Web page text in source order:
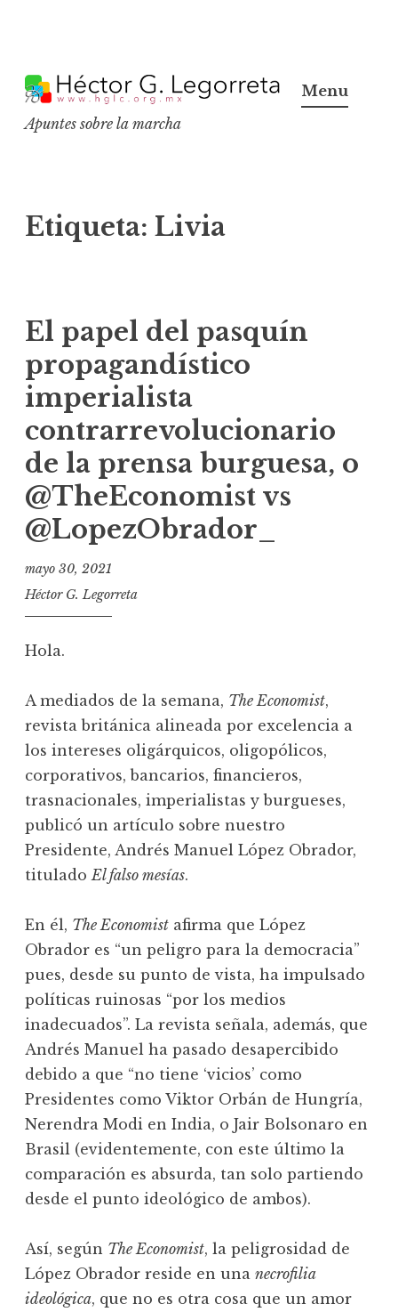
k
p
c
o
n
t
Apuntes sobre la marcha
Menu
Etiqueta: Livia
El papel del pasquín
propagandístico
imperialista
contrarrevolucionario
de la prensa burguesa, o
@TheEconomist vs
@LopezObrador_
mayo 30, 2021
Héctor G. Legorreta
Hola.
A mediados de la semana, The Economist,
revista británica alineada por excelencia a
los intereses oligárquicos, oligopólicos,
corporativos, bancarios, financieros,
trasnacionales, imperialistas y burgueses,
publicó un artículo sobre nuestro
Presidente, Andrés Manuel López Obrador,
tituladoEl falso mesías.
En él, The Economist afirma que López
Obrador es “un peligro para la democracia”
pues, desde su punto de vista, ha impulsado
políticas ruinosas “por los medios
inadecuados”. La revista señala, además, que
Andrés Manuel ha pasado desapercibido
debido a que “no tiene ‘vicios’ como
Presidentes como Viktor Orbán de Hungría,
Nerendra Modi en India, o Jair Bolsonaro en
Brasil (evidentemente, con este último la
comparación es absurda, tan solo partiendo
desde el punto ideológico de ambos).
Así, según The Economist, la peligrosidad de
López Obrador reside en una necrofilia
ideológica, que no es otra cosa que un amor